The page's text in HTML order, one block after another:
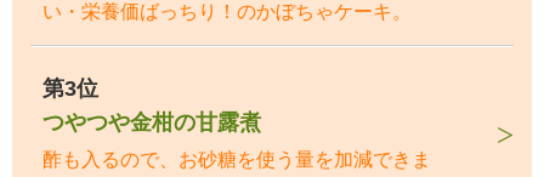
い・栄養価ばっちり！のかぼちゃケーキ。
第3位
つやつや金柑の甘露煮
酢も入るので、お砂糖を使う量を加減できま